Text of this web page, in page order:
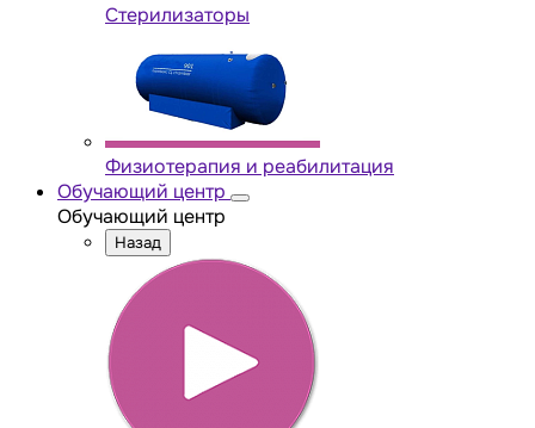
Стерилизаторы
Физиотерапия и реабилитация
Обучающий центр
Обучающий центр
Назад